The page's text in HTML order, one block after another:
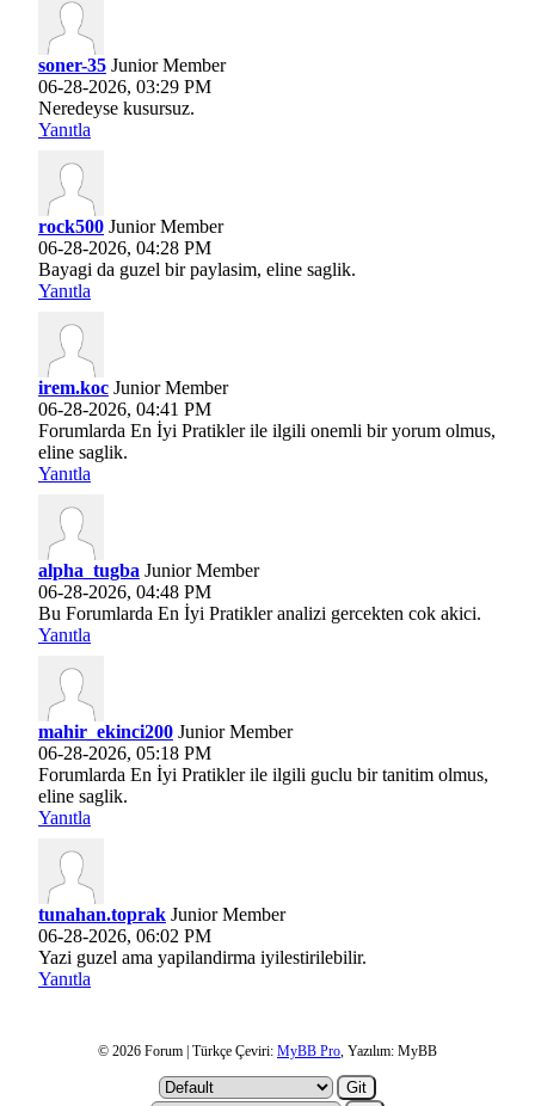
soner-35 Junior Member
06-28-2026, 03:29 PM
Neredeyse kusursuz.
Yanıtla
rock500 Junior Member
06-28-2026, 04:28 PM
Bayagi da guzel bir paylasim, eline saglik.
Yanıtla
irem.koc Junior Member
06-28-2026, 04:41 PM
Forumlarda En İyi Pratikler ile ilgili onemli bir yorum olmus,
eline saglik.
Yanıtla
alpha_tugba Junior Member
06-28-2026, 04:48 PM
Bu Forumlarda En İyi Pratikler analizi gercekten cok akici.
Yanıtla
mahir_ekinci200 Junior Member
06-28-2026, 05:18 PM
Forumlarda En İyi Pratikler ile ilgili guclu bir tanitim olmus,
eline saglik.
Yanıtla
tunahan.toprak Junior Member
06-28-2026, 06:02 PM
Yazi guzel ama yapilandirma iyilestirilebilir.
Yanıtla
© 2026 Forum | Türkçe Çeviri: MyBB Pro, Yazılım: MyBB